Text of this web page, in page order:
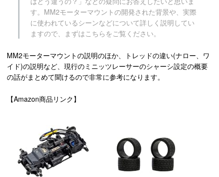
す。MM2モーターマウントの開発された背景や、実際
に使われているシーンなどについて詳しく説明してい
ますので、まずはこちらをご覧ください。
MM2モーターマウントの説明のほか、トレッドの違い(ナロー、ワ
イド)の説明など、現行のミニッツレーサーのシャーシ設定の概要
の話がまとめて聞けるので非常に参考になります。
【Amazon商品リンク】